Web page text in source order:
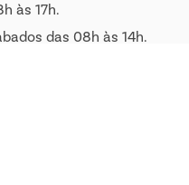
às 17h.
das 08h às 14h.